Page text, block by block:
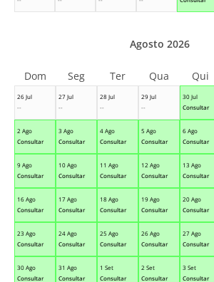
26 Jul
--
27 Jul
--
28 Jul
--
29 Jul
--
30 Jul
Consultar
2 Ago
Consultar
3 Ago
Consultar
4 Ago
Consultar
5 Ago
Consultar
6 Ago
Consultar
9 Ago
Consultar
10 Ago
Consultar
11 Ago
Consultar
12 Ago
Consultar
13 Ago
Consultar
16 Ago
Consultar
17 Ago
Consultar
18 Ago
Consultar
19 Ago
Consultar
20 Ago
Consultar
23 Ago
Consultar
24 Ago
Consultar
25 Ago
Consultar
26 Ago
Consultar
27 Ago
Consultar
30 Ago
Consultar
31 Ago
Consultar
1 Set
Consultar
2 Set
Consultar
3 Set
Consultar
Agosto 2026
Dom Seg Ter Qua Qui